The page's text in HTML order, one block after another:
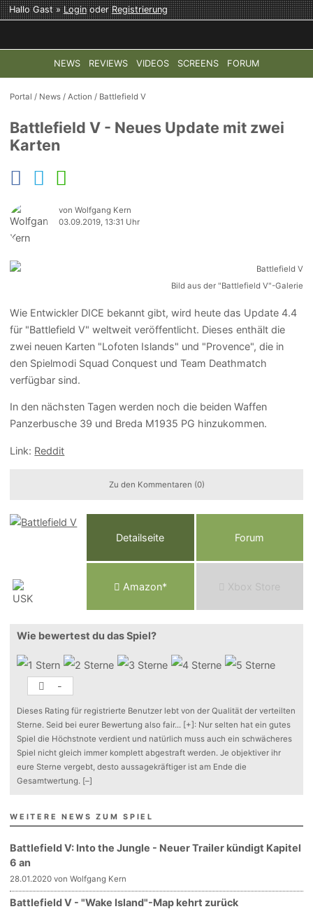
Hallo Gast »LoginoderRegistrierung
NEWS REVIEWS VIDEOS SCREENS FORUM
TOP-THEMEN: COD: MODERN WARFARE 4 HALO:
Portal / News /Action / Battlefield V
Battlefield V - Neues Update mit zwei
Karten
von Wolfgang Kern
03.09.2019, 13:31 Uhr
Bild aus der "Battlefield V"-Galerie
Wie Entwickler DICE bekannt gibt, wird heute das Update 4.4
für "Battlefield V" weltweit veröffentlicht. Dieses enthält die
zwei neuen Karten "Lofoten Islands" und "Provence", die in
den Spielmodi Squad Conquest und Team Deathmatch
verfügbar sind.
In den nächsten Tagen werden noch die beiden Waffen
Panzerbusche 39 und Breda M1935 PG hinzukommen.
Link: Reddit
Zu den Kommentaren (0)
Detailseite Forum
Amazon* Xbox Store
Wie bewertest du das Spiel?
-
Dieses Rating für registrierte Benutzer lebt von der Qualität der verteilten
Sterne. Seid bei eurer Bewertung also fair... [+] : Nur selten hat ein gutes
Spiel die Höchstnote verdient und natürlich muss auch ein schwächeres
Spiel nicht gleich immer komplett abgestraft werden. Je objektiver ihr
eure Sterne vergebt, desto aussagekräftiger ist am Ende die
Gesamtwertung. [–]
WEITERE NEWS ZUM SPIEL
Battlefield V: Into the Jungle - Neuer Trailer kündigt Kapitel
6 an
28.01.2020 von Wolfgang Kern
Battlefield V - "Wake Island"-Map kehrt zurück